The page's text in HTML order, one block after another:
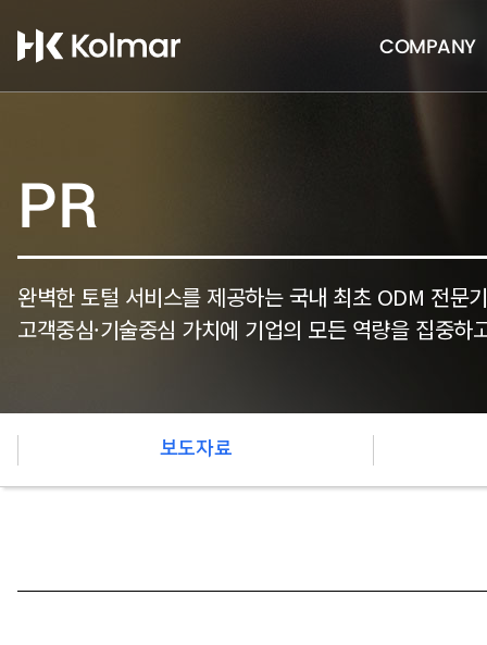
COMPANY
PR
완벽한 토털 서비스를 제공하는 국내 최초 ODM 전문
고객중심·기술중심 가치에 기업의 모든 역량을 집중하
보도자료